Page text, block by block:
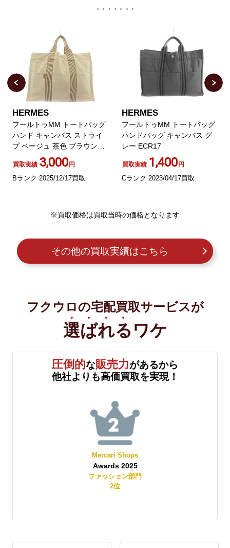
HERMES
フールトゥMM トートバッグ
ハンド キャンバス ストライ
プ ベージュ 茶色 ブラウン
/XZ OH GY11
買取実績 3,000円
Bランク 2025/12/17買取
HERMES
フールトゥMM トートバッグ
ハンドバッグ キャンバス グ
レー ECR17
買取実績 1,400円
Cランク 2023/04/17買取
※買取価格は買取当時の価格となります
その他の買取実績はこちら
フクウロの宅配買取サービスが
選ばれる ワケ
圧倒的な販売力があるから
他社よりも高価買取を実現！
Mercari Shops
Awards 2025
ファッション部門
2位